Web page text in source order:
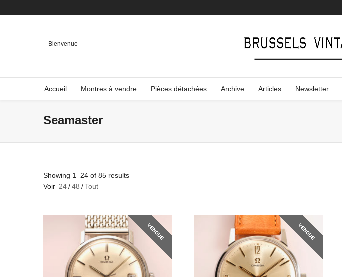
Bienvenue
Accueil Montres à vendre Pièces détachées Archive Articles Newsletter
Seamaster
Showing 1–24 of 85 results
Voir 24/48 /Tout
VENDUE VENDUE